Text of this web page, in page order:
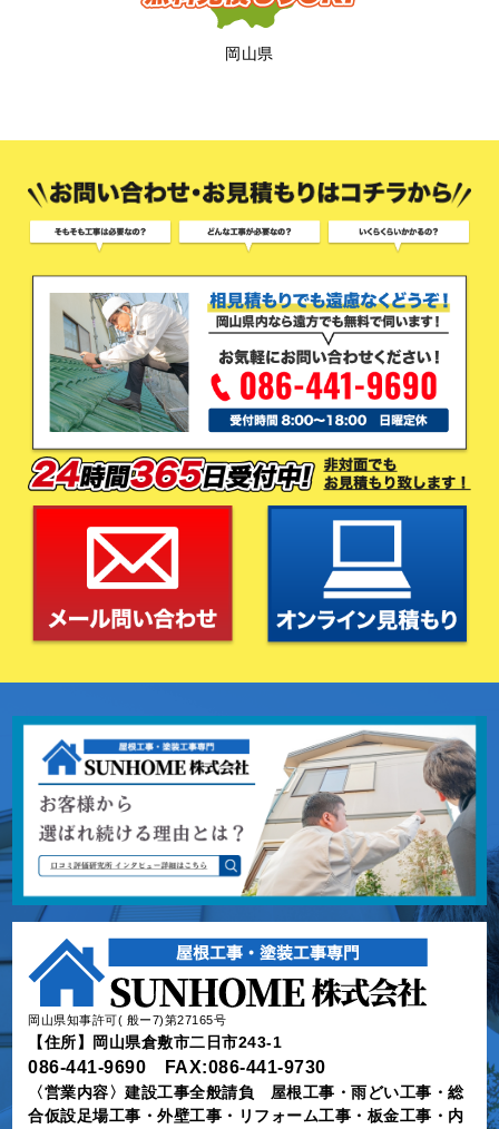
岡山県
岡山県知事許可( 般ー7)第27165号
【住所】岡山県倉敷市二日市243-1
086-441-9690 FAX:086-441-9730
〈営業内容〉建設工事全般請負 屋根工事・雨どい工事・総
合仮設足場工事・外壁工事・リフォーム工事・板金工事・内